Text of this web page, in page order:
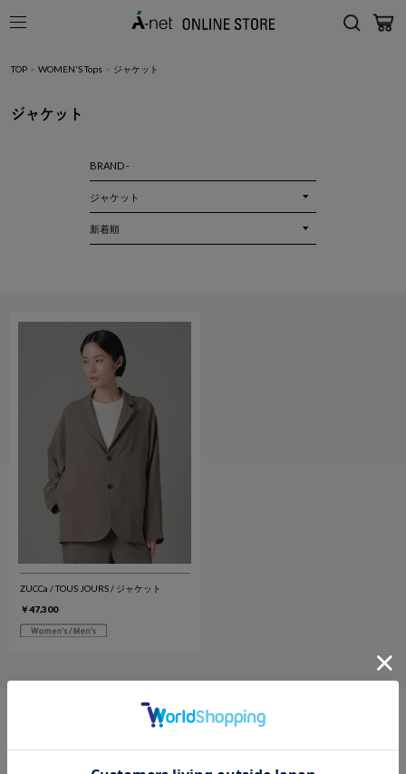
TOP > WOMEN'S Tops > ジャケット
ジャケット
BRAND -
ZUCCa / TOUS JOURS / ジャケット
￥47,300